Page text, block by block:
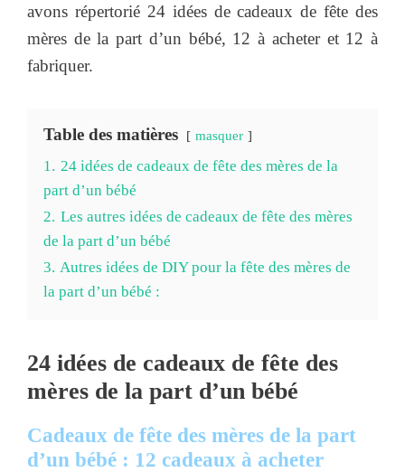
avons répertorié 24 idées de cadeaux de fête des
mères de la part d’un bébé, 12 à acheter et 12 à
fabriquer.
Table des matières masquer
1. 24 idées de cadeaux de fête des mères de la
part d’un bébé
2. Les autres idées de cadeaux de fête des mères
de la part d’un bébé
3. Autres idées de DIY pour la fête des mères de
la part d’un bébé :
24 idées de cadeaux de fête des
mères de la part d’un bébé
Cadeaux de fête des mères de la part
d’un bébé : 12 cadeaux à acheter